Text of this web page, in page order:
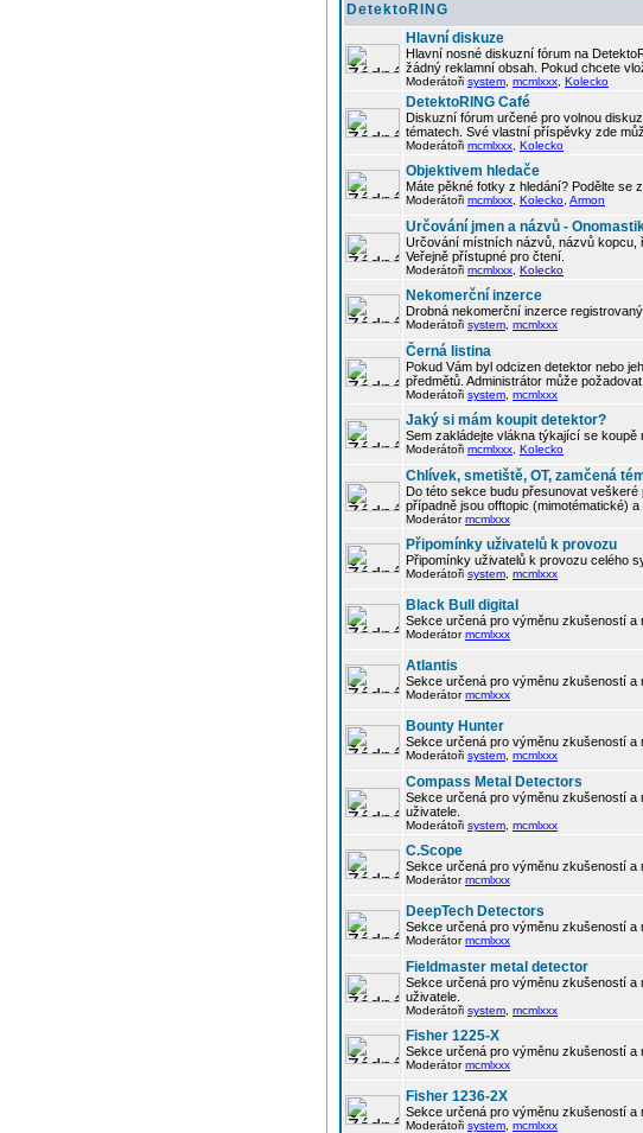
DetektoRING
Hlavní diskuze
Hlavní nosné diskuzní fórum na
žádný reklamní obsah. Pokud chcete
Moderátoři system mcmlxxx Kolecko
DetektoRING Café
Diskuzní fórum určené pro volnou
tématech. Své vlastní příspěvky zde
Moderátoři mcmlxxx Kolecko
Objektivem hledače
Máte pěkné fotky z hledání? Podělte se
Moderátoři mcmlxxx Kolecko Armon
Určování jmen a názvů -
Určování místních názvů, názvů kopcu,
Veřejně přístupné pro čtení.
Moderátoři mcmlxxx Kolecko
Nekomerční inzerce
Drobná nekomerční inzerce
Moderátoři system mcmlxxx
Černá listina
Pokud Vám byl odcizen detektor nebo
předmětů. Administrátor může
Moderátoři system mcmlxxx
Jaký si mám koupit detektor?
Sem zakládejte vlákna týkající se koupě
Moderátoři mcmlxxx Kolecko
Chlívek, smetiště, OT, zamčená
Do této sekce budu přesunovat
případně jsou offtopic (mimotématické)
Moderátormcmlxxx
Připomínky uživatelů k provozu
Připomínky uživatelů k provozu celého
Moderátoři system mcmlxxx
Black Bull digital
Sekce určená pro výměnu zkušeností a
Moderátormcmlxxx
Atlantis
Sekce určená pro výměnu zkušeností a
Moderátormcmlxxx
Bounty Hunter
Sekce určená pro výměnu zkušeností a
Moderátoři system mcmlxxx
Compass Metal Detectors
Sekce určená pro výměnu zkušeností a
uživatele.
Moderátoři system mcmlxxx
C.Scope
Sekce určená pro výměnu zkušeností a
Moderátormcmlxxx
DeepTech Detectors
Sekce určená pro výměnu zkušeností a
Moderátormcmlxxx
Fieldmaster metal detector
Sekce určená pro výměnu zkušeností a
uživatele.
Moderátoři system mcmlxxx
Fisher 1225-X
Sekce určená pro výměnu zkušeností a
Moderátormcmlxxx
Fisher 1236-2X
Sekce určená pro výměnu zkušeností a
Moderátoři system mcmlxxx